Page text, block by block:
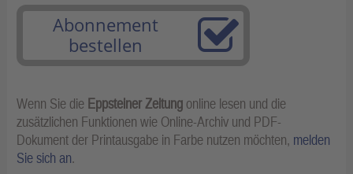
Abonnement
bestellen
Wenn Sie die Eppsteiner Zeitung online lesen und die
zusätzlichen Funktionen wie Online-Archiv und PDF-
Dokument der Printausgabe in Farbe nutzen möchten, melden
Sie sich an.